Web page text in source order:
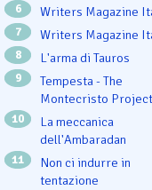
6 Writers Magazine
7 Writers Magazine
8 L'arma di Tauros
9
Tempesta - The
Montecristo
10
La meccanica
dell'Ambaradan
11
Non ci indurre in
tentazione